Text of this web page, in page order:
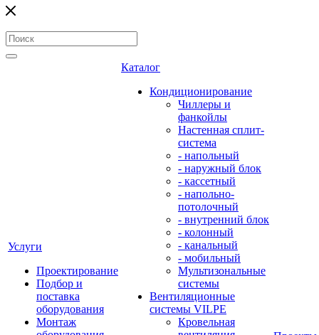
Услуги
Проектирование
Подбор и
поставка
оборудования
Монтаж
Каталог
Кондиционирование
Чиллеры и
фанкойлы
Настенная сплит-
система
- напольный
- наружный блок
- кассетный
- напольно-
потолочный
- внутренний блок
- колонный
- канальный
- мобильный
Мультизональные
системы
Вентиляционные
системы VILPE
Кровельная